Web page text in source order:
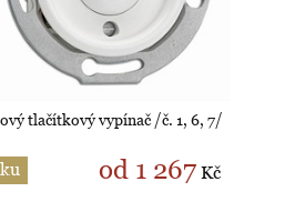
tlačítkový vypínač /č. 1, 6, 7/
od 1 267 Kč